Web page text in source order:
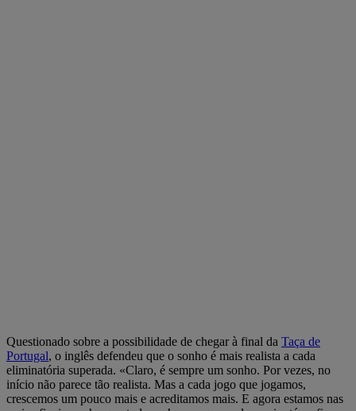
Questionado sobre a possibilidade de chegar à final da Taça de
Portugal, o inglês defendeu que o sonho é mais realista a cada
eliminatória superada. «Claro, é sempre um sonho. Por vezes, no
início não parece tão realista. Mas a cada jogo que jogamos,
crescemos um pouco mais e acreditamos mais. E agora estamos nas